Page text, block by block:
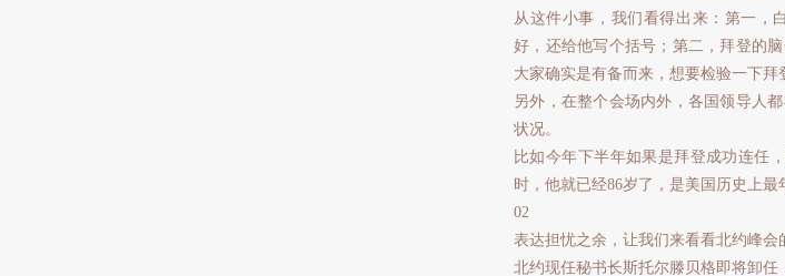
从这件小事，我们看得出来：第一，
好，还给他写个括号；第二，拜登的
大家确实是有备而来，想要检验一下拜
另外，在整个会场内外，各国领导人
状况。
比如今年下半年如果是拜登成功连任
时，他就已经86岁了，是美国历史上最
02
表达担忧之余，让我们来看看北约峰会
北约现任秘书长斯托尔滕贝格即将卸任